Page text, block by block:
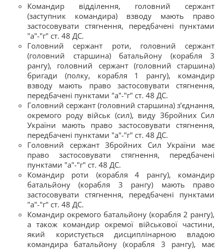
Командир відділення, головний сержант
(заступник командира) взводу мають право
застосовувати стягнення, передбачені пунктами
"а"-"г" ст. 48 ДС.
Головний сержант роти, головний сержант
(головний старшина) батальйону (корабля 3
рангу), головний сержант (головний старшина)
бригади (полку, корабля 1 рангу), командир
взводу мають право застосовувати стягнення,
передбачені пунктами "а"-"г" ст. 48 ДС.
Головний сержант (головний старшина) з’єднання,
окремого роду військ (сил), виду Збройних Сил
України мають право застосовувати стягнення,
передбачені пунктами "а"-"г" ст. 48 ДС.
Головний сержант Збройних Сил України має
право застосовувати стягнення, передбачені
пунктами "а"-"г" ст. 48 ДС.
Командир роти (корабля 4 рангу), командир
батальйону (корабля 3 рангу) мають право
застосовувати стягнення, передбачені пунктами
"а"-"г" ст. 48 ДС.
Командир окремого батальйону (корабля 2 рангу),
а також командир окремої військової частини,
який користується дисциплінарною владою
командира батальйону (корабля 3 рангу), має